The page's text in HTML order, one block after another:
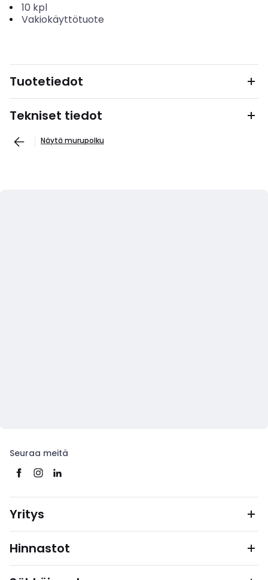
10 kpl
Vakiokäyttötuote
Tuotetiedot
Tekniset tiedot
Näytä murupolku
Seuraa meitä
Yritys
Hinnastot